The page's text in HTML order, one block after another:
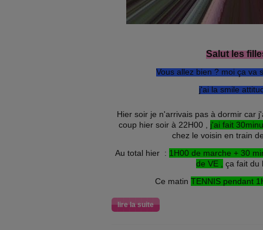
Salut les
Vous allez bien ? moi ça va
j'ai la smile
Hier soir je n'arrivais pas à dormir car
coup hier soir à 22H00 , j'ai fait
chez le voisin en train
Au total hier : 1H00 de marche + 30
de VE ,
ça fait du
Ce matin TENNIS pendant
lire la suite